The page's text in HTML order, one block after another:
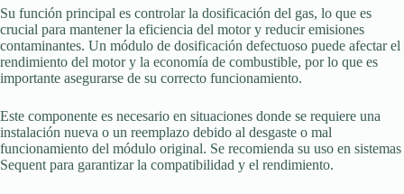
Su función principal es controlar la dosificación del gas, lo que es
crucial para mantener la eficiencia del motor y reducir emisiones
contaminantes. Un módulo de dosificación defectuoso puede afectar el
rendimiento del motor y la economía de combustible, por lo que es
importante asegurarse de su correcto funcionamiento.
Este componente es necesario en situaciones donde se requiere una
instalación nueva o un reemplazo debido al desgaste o mal
funcionamiento del módulo original. Se recomienda su uso en sistemas
Sequent para garantizar la compatibilidad y el rendimiento.